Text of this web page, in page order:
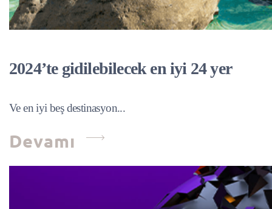
2024’te gidilebilecek en iyi 24 yer
Ve en iyi beş destinasyon...
Devamı